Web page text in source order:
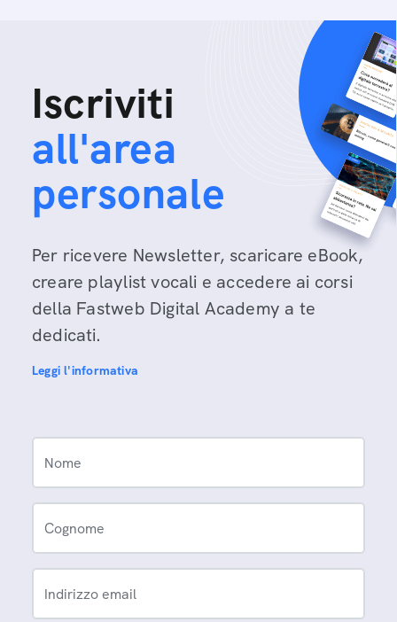
Iscriviti
all'area
personale
Per ricevere Newsletter, scaricare eBook,
creare playlist vocali e accedere ai corsi
della Fastweb Digital Academy a te
dedicati.
Leggi l'informativa
Nome
Cognome
Indirizzo email